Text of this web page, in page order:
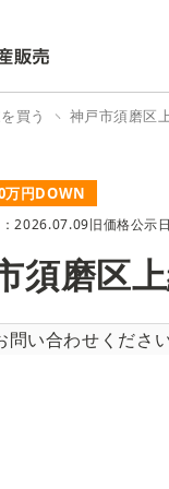
買う 神戸市須磨区
万円DOWN
2026.07.09旧価格公示
須磨区